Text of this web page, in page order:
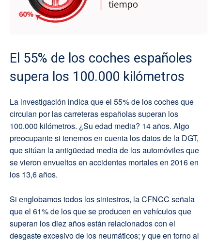
El 55% de los coches españoles
supera los 100.000 kilómetros
La investigación indica que el 55% de los coches que
circulan por las carreteras españolas superan los
100.000 kilómetros. ¿Su edad media? 14 años. Algo
preocupante si tenemos en cuenta los datos de la DGT,
que sitúan la antigüedad media de los automóviles que
se vieron envueltos en accidentes mortales en 2016 en
los 13,6 años.
Si englobamos todos los siniestros, la CFNCC señala
que el 61% de los que se producen en vehículos que
superan los diez años están relacionados con el
desgaste excesivo de los neumáticos; y que en torno al